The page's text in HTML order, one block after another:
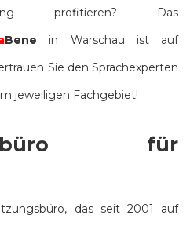
profitieren? Das
Bene in Warschau ist auf
Sie den Sprachexperten
jeweiligen Fachgebiet!
für
das seit 2001 auf